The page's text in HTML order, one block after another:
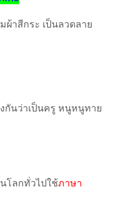
ผ้าสีกระ เป็นลวดลาย
กันว่าเป็นครู หนูหนูทาย
โลกทั่วไปใช้ภาษา